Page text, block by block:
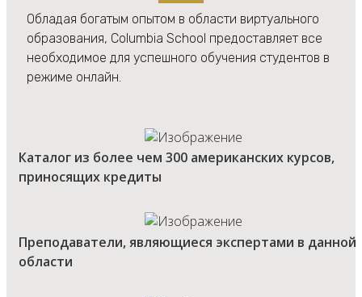
Обладая богатым опытом в области виртуального
образования, Columbia School предоставляет все
необходимое для успешного обучения студентов в
режиме онлайн.
Каталог из более чем 300 американских курсов,
приносящих кредиты
Преподаватели, являющиеся экспертами в данной
области